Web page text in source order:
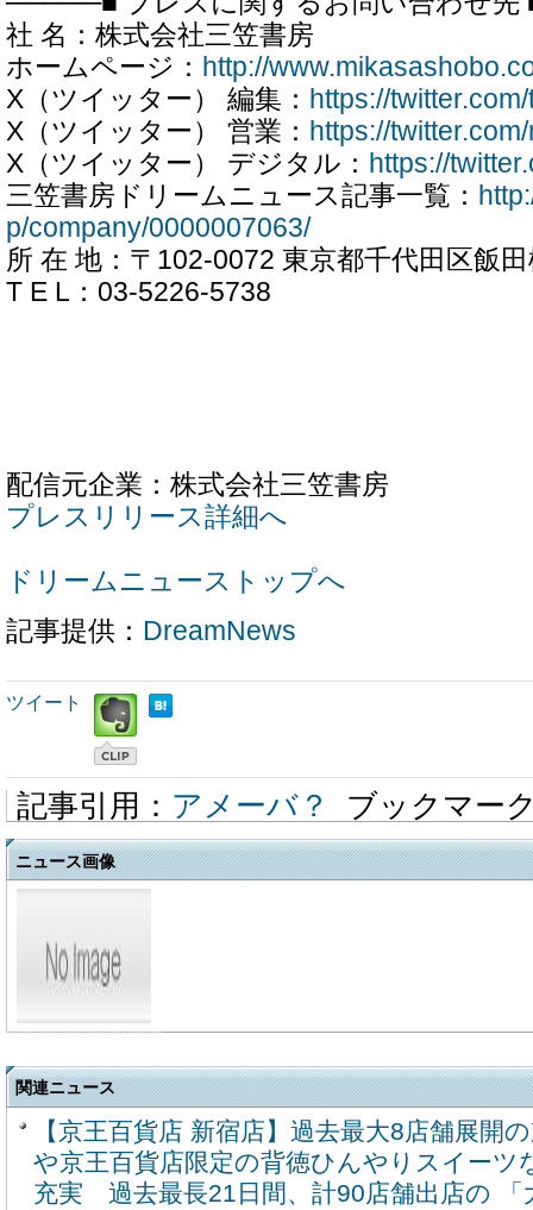
社 名：株式会社三笠書房
ホームページ： http://
X（ツイッター） 編集： https://
X（ツイッター） 営業： https://
X（ツイッター） デジタル： https://
三笠書房ドリームニュース記事一覧：
p/company/0000007063/
所 在 地：〒102-0072 東京都千代田区飯
T E L：03-5226-5738
配信元企業：株式会社三笠書房
プレスリリース詳細へ
ドリームニューストップへ
記事提供： DreamNews
ツイート
記事引用： アメーバ？ ブックマー
ニュース画像
関連ニュース
【京王百貨店 新宿店】過去最大8店舗展開
や京王百貨店限定の背徳ひんやりスイーツ
充実 過去最長21日間、計90店舗出店の 「